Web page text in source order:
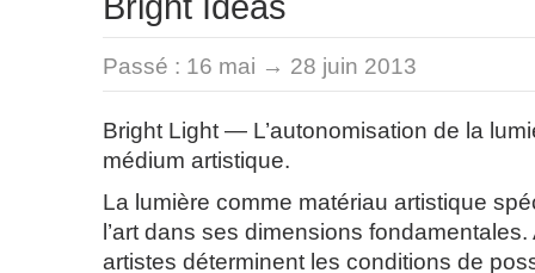
Passé : 16 mai → 28 juin 2013
Bright Light — L’autonomisation de la
médium artistique.
La lumière comme matériau artistique
l’art dans ses dimensions
artistes déterminent les conditions de